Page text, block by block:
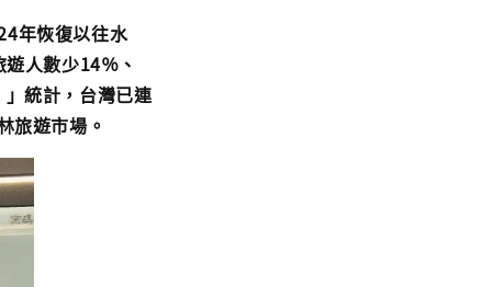
年恢復以往水
人數少14％、
統計，台灣已連
旅遊市場。